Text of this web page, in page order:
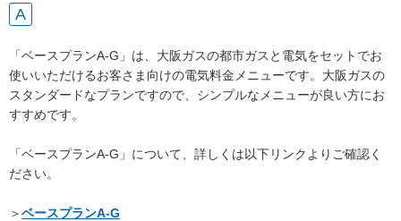
「ベースプランA-G」は、大阪ガスの都市ガスと電気をセットでお
使いいただけるお客さま向けの電気料金メニューです。大阪ガスの
スタンダードなプランですので、シンプルなメニューが良い方にお
すすめです。
「ベースプランA-G」について、詳しくは以下リンクよりご確認く
ださい。
＞ベースプランA-G